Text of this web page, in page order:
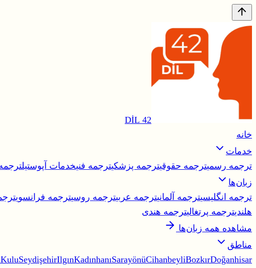
42 DİL
خانه
خدمات
ترجمه رسمیترجمه حقوقیترجمه پزشکیترجمه فنیخدمات آپوستیل
زبان‌ها
ترجمه انگلیسیترجمه آلمانیترجمه عربیترجمه روسیترجمه فرانسوی
هلندیترجمه پرتغالیترجمه هندی
مشاهده همه زبان‌ها
مناطق
KuluSeydişehirIlgınKadınhanıSarayönüCihanbeyliBozkırDoğanhisar